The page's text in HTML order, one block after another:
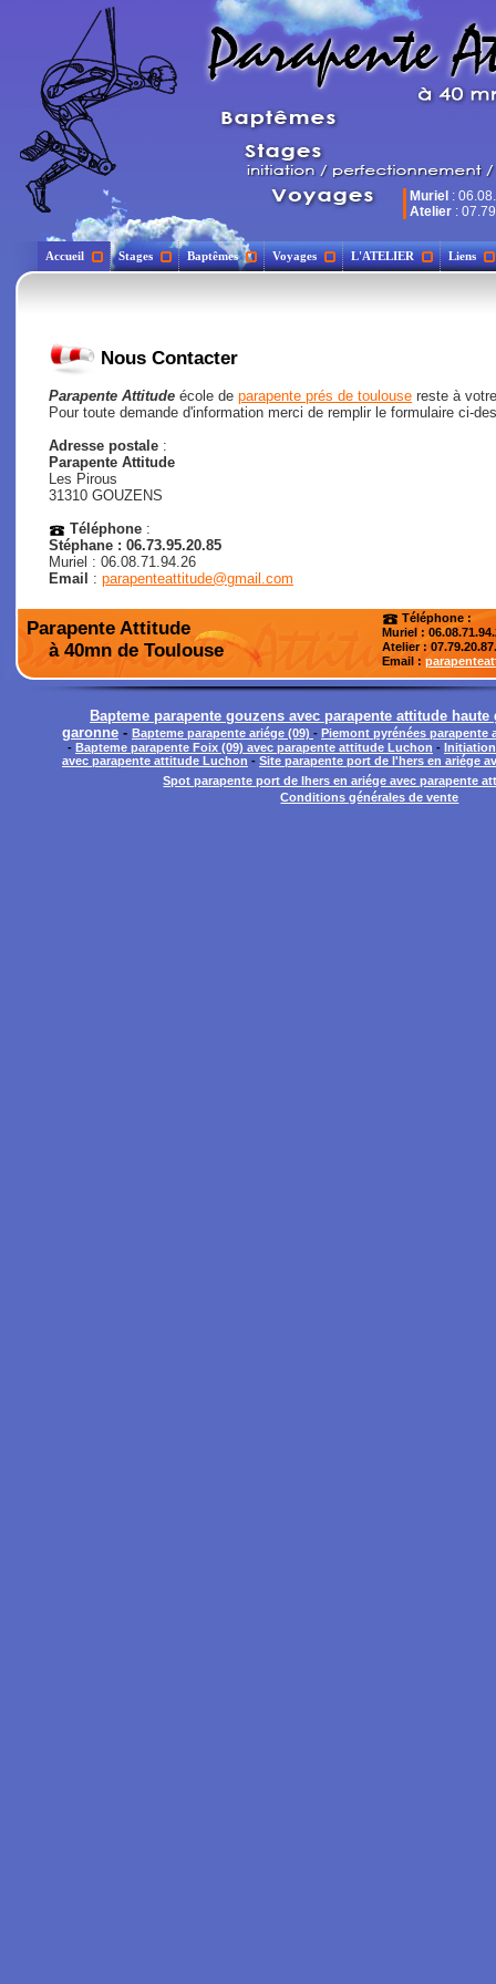
Muriel :
Atelier :
Accueil Stages Baptêmes Voyages L'ATELIER Liens
Nous Contacter
Parapente Attitude école de parapente prés de toulouse reste à
Pour toute demande d'information merci de remplir le formulaire ci-
Adresse postale :
Parapente Attitude
Les Pirous
31310 GOUZENS
Téléphone :
Stéphane : 06.73.95.20.85
Muriel : 06.08.71.94.26
Email
: parapenteattitude@gmail.com
Parapente Attitude
à 40mn de Toulouse
Téléphone :
Muriel :
Atelier:
Email :
Bapteme parapente gouzens avec parapente attitude
garonne - Bapteme parapente ariége (09) - Piemont pyrénées parapente
- Bapteme parapente Foix (09) avec parapente attitude Luchon - Initiation
avec parapente attitude Luchon - Site parapente port de l'hers en ariége
Spot parapente port de lhers en ariége avec parapente
Conditions générales de vente